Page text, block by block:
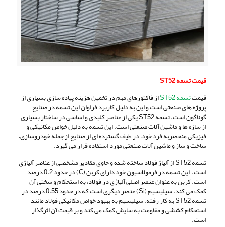
قیمت تسمهST52
قیمتتسمه ST52 از فاکتورهای مهم در تخمین هزینه پیاده سازی بسیاری از
پروژه های صنعتی است و این به دلیل کاربرد فراوان این تسمه در صنایع
گوناگون است. تسمه ST52 یکی از عناصر کلیدی و اساسی در ساختار بسیاری
از سازه ها و ماشین آلات صنعتی است. این تسمه به دلیل خواص مکانیکی و
فیزیکی منحصربه فرد خود، در طیف گسترده ای از صنایع از جمله خودروسازی،
ساخت و ساز و ماشین آلات صنعتی مورد استفاده قرار می گیرد.
تسمه ST52 از آلیاژ فولاد ساخته شده و حاوی مقادیر مشخصی از عناصر آلیاژی
است. این تسمه در فرمولاسیون خود دارای کربن (C) در حدود 0.2 درصد
است. کربن به عنوان عنصر اصلی آلیاژی در فولاد، به استحکام و سختی آن
کمک می کند. سیلیسیم (Si) عنصر دیگری است که در حدود 0.55 درصد در
تسمه ST52 به کار رفته. سیلیسیم به بهبود خواص مکانیکی فولاد مانند
استحکام کششی و مقاومت به سایش کمک می کند و بر قیمت آن اثرگذار
است.